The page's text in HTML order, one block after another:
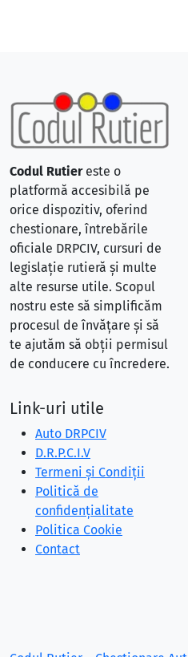
Codul Rutiereste o
platformă accesibilă pe
orice dispozitiv, oferind
chestionare, întrebările
oficiale DRPCIV, cursuri de
legislație rutieră și multe
alte resurse utile. Scopul
nostru este să simplificăm
procesul de învățare și să
te ajutăm să obții permisul
de conducere cu încredere.
Link-uri utile
Auto DRPCIV
D.R.P.C.I.V
Termeni și Condiții
Politică de
confidențialitate
Politica Cookie
Contact